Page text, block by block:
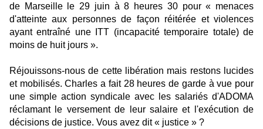
de Marseille le 29 juin à 8 heures 30 pour « menaces
d'atteinte aux personnes de façon réitérée et violences
ayant entraîné une ITT (incapacité temporaire totale) de
moins de huit jours ».
Réjouissons-nous de cette libération mais restons lucides
et mobilisés. Charles a fait 28 heures de garde à vue pour
une simple action syndicale avec les salariés d'ADOMA
réclamant le versement de leur salaire et l'exécution de
décisions de justice. Vous avez dit « justice » ?